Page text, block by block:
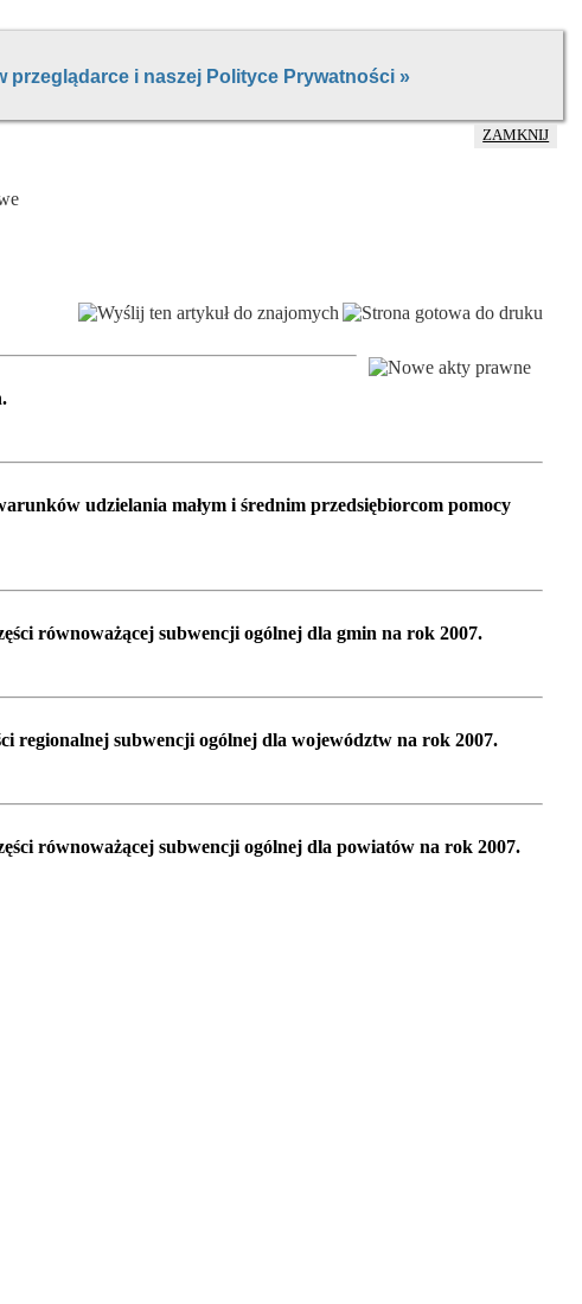
ZAMKNIJ
udzielania małym i średnim przedsiębiorcom pomocy
równoważącej subwencji ogólnej dla gmin na rok 2007.
regionalnej subwencji ogólnej dla województw na rok 2007.
równoważącej subwencji ogólnej dla powiatów na rok 2007.